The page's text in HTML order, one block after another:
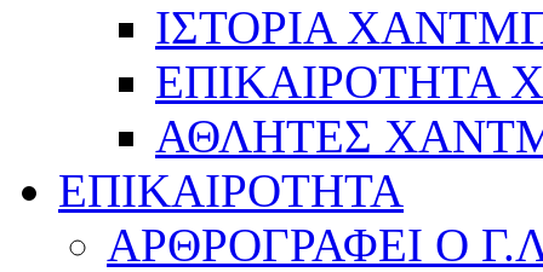
ΙΣΤΟΡΙΑ
ΕΠΙΚΑΙΡΟΤΗΤΑ
ΑΘΛΗΤΕΣ
ΕΠΙΚΑΙΡΟΤΗΤΑ
ΑΡΘΡΟΓΡΑΦΕΙ Ο